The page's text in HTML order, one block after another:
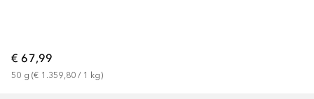
€ 67,99
50 g (€ 1.359,80 / 1 kg)